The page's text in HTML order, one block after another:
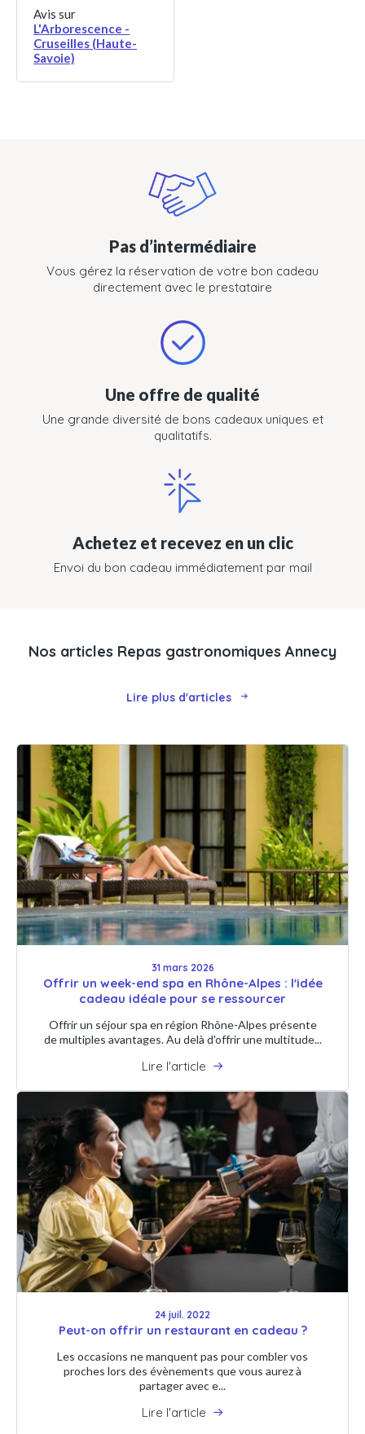
Avis sur
L'Arborescence -
Cruseilles (Haute-
Savoie)
Pas d’intermédiaire
Vous gérez la réservation de votre bon cadeau
directement avec le prestataire
Une offre de qualité
Une grande diversité de bons cadeaux uniques et
qualitatifs.
Achetez et recevez en un clic
Envoi du bon cadeau immédiatement par mail
Nos articles Repas gastronomiques Annecy
Lire plus d'articles
31 mars 2026
Offrir un week-end spa en Rhône-Alpes : l'idée
cadeau idéale pour se ressourcer
Offrir un séjour spa en région Rhône-Alpes présente
de multiples avantages. Au delà d'offrir une multitude...
Lire l'article
24 juil. 2022
Peut-on offrir un restaurant en cadeau ?
Les occasions ne manquent pas pour combler vos
proches lors des évènements que vous aurez à
partager avec e...
Lire l'article